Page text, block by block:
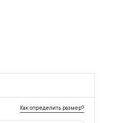
Как определить размер?